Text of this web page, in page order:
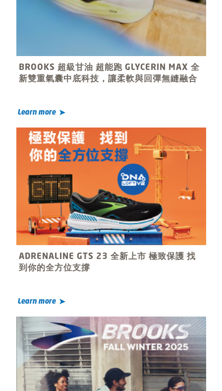
BROOKS 超級甘油 超能跑 GLYCERIN MAX 全
新雙重氣囊中底科技，讓柔軟與回彈無縫融合
Learn more
ADRENALINE GTS 23 全新上市 極致保護 找
到你的全方位支撐
Learn more